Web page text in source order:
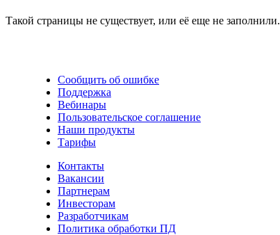
Такой страницы не существует, или её еще не заполнили.
Сообщить об ошибке
Поддержка
Вебинары
Пользовательское соглашение
Наши продукты
Тарифы
Контакты
Вакансии
Партнерам
Инвесторам
Разработчикам
Политика обработки ПД